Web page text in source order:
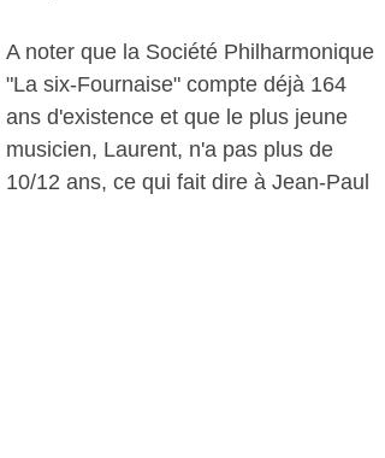
A noter que la Société Philharmonique
"La six-Fournaise" compte déjà 164
ans d'existence et que le plus jeune
musicien, Laurent, n'a pas plus de
10/12 ans, ce qui fait dire à Jean-Paul